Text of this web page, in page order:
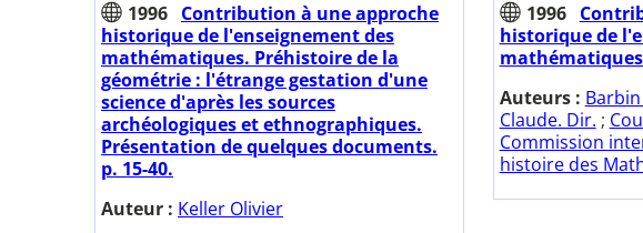
1996 Contribution à une approche
historique de l'enseignement des
mathématiques. Préhistoire de la
géométrie : l'étrange gestation d'une
science d'après les sources
archéologiques et ethnographiques.
Présentation de quelques documents.
p. 15-40.
Auteur : Keller Olivier
1996
historique de
Auteurs :
Claude. Dir. ;
Commission
histoire des